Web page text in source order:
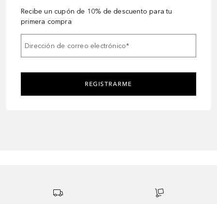
Recibe un cupón de 10% de descuento para tu
primera compra
Dirección de correo electrónico*
REGISTRARME